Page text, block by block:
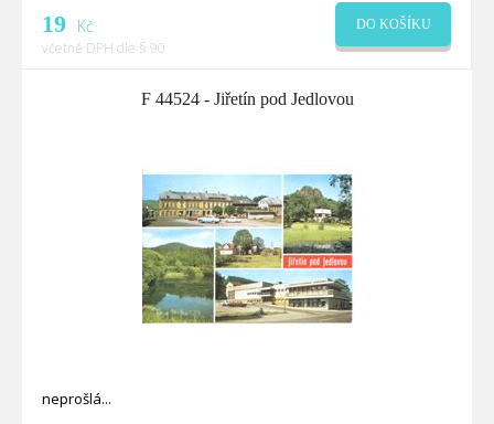
19 Kč
včetně DPH dle § 90
DO KOŠÍKU
F 44524 - Jiřetín pod Jedlovou
neprošlá